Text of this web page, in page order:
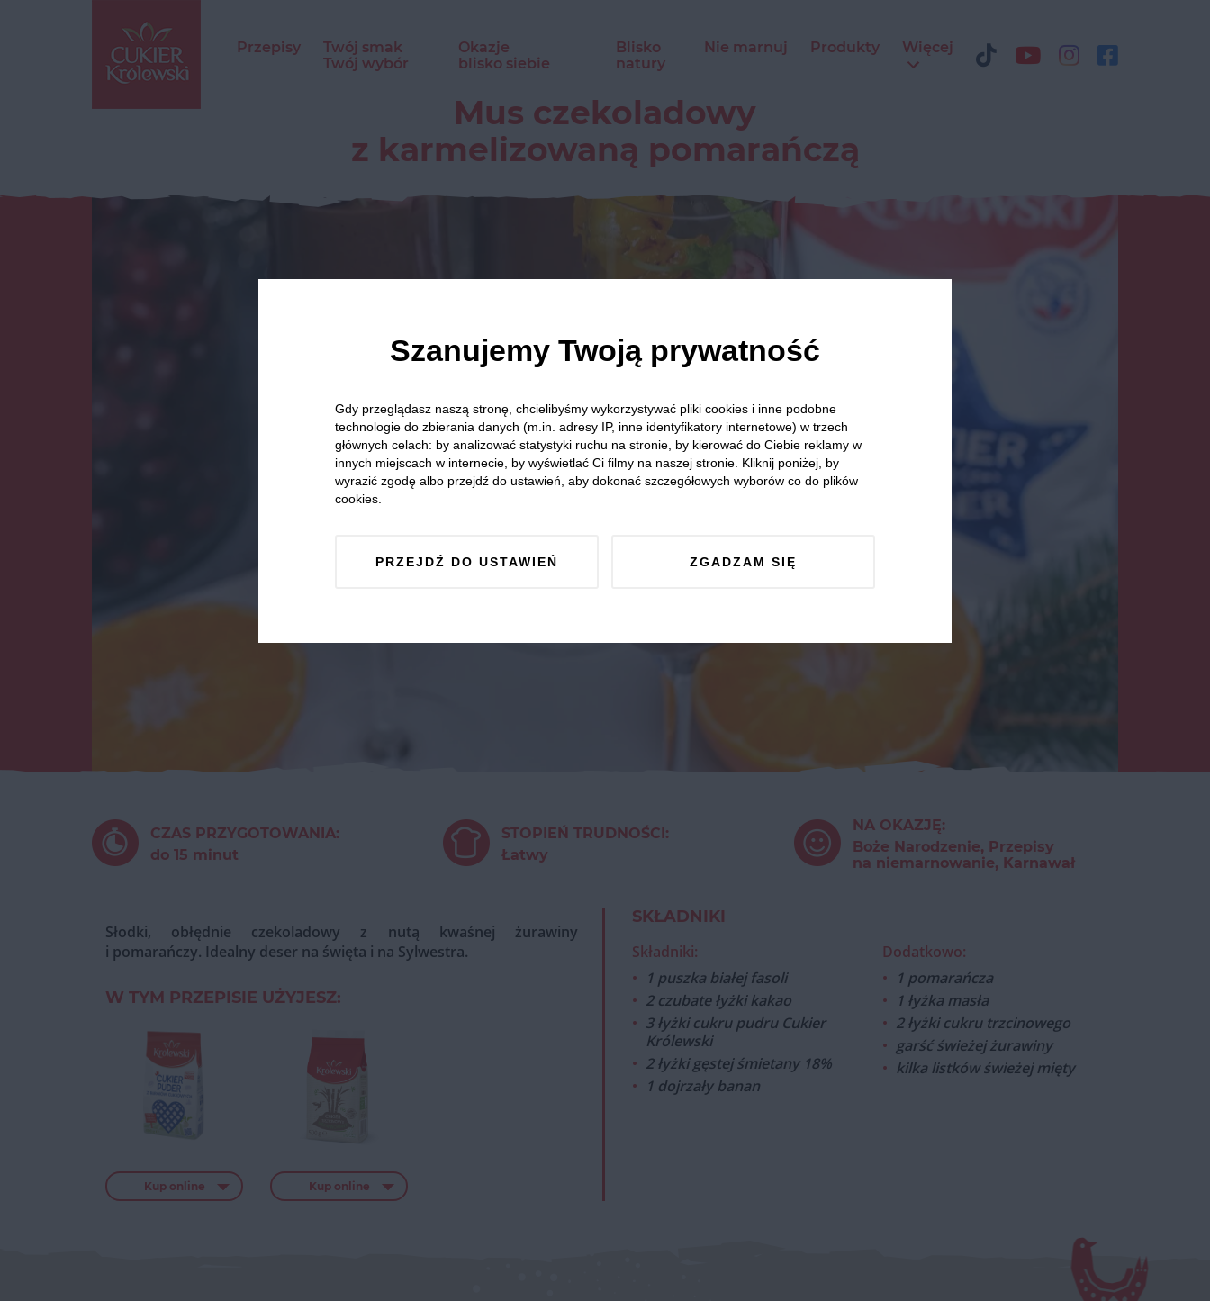
Przepisy
Twój smak
Twój wybór
Okazje
blisko siebie
Blisko
natury
Nie marnuj Produkty Więcej
Mus czekoladowy
z karmelizowaną pomarańczą
CZAS PRZYGOTOWANIA:
do 15 minut
STOPIEŃ TRUDNOŚCI:
Łatwy
NA OKAZJĘ:
Boże Narodzenie, Przepisy
na niemarnowanie, Karnawał
Słodki, obłędnie czekoladowy z nutą kwaśnej żurawiny
i pomarańczy. Idealny deser na święta i na Sylwestra.
W TYM PRZEPISIE UŻYJESZ:
Kup online Kup online
SKŁADNIKI
Składniki:
1 puszka białej fasoli
2 czubate łyżki kakao
3 łyżki cukru pudru Cukier
Królewski
2 łyżki gęstej śmietany 18%
1 dojrzały banan
Dodatkowo:
1 pomarańcza
1 łyżka masła
2 łyżki cukru trzcinowego
garść świeżej żurawiny
kilka listków świeżej mięty
Szanujemy Twoją prywatność
Gdy przeglądasz naszą stronę, chcielibyśmy wykorzystywać pliki cookies i inne podobne
technologie do zbierania danych (m.in. adresy IP, inne identyfikatory internetowe) w trzech
głównych celach: by analizować statystyki ruchu na stronie, by kierować do Ciebie reklamy w
innych miejscach w internecie, by wyświetlać Ci filmy na naszej stronie. Kliknij poniżej, by
wyrazić zgodę albo przejdź do ustawień, aby dokonać szczegółowych wyborów co do plików
cookies.
PRZEJDŹ DO USTAWIEŃ ZGADZAM SIĘ